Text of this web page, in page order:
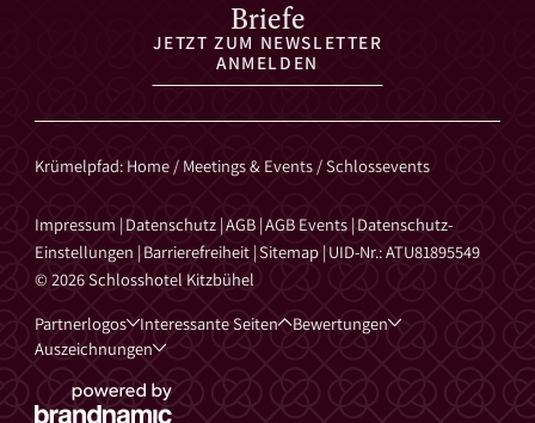
Briefe
JETZT ZUM NEWSLETTER
ANMELDEN
Krümelpfad: Home/ Meetings & Events/Schlossevents
Impressum |Datenschutz |AGB |AGB Events |Datenschutz-
Einstellungen |Barrierefreiheit |Sitemap |UID-Nr.: ATU81895549
© 2026 Schlosshotel Kitzbühel
Partnerlogos
Interessante Seiten
Bewertungen
Auszeichnungen